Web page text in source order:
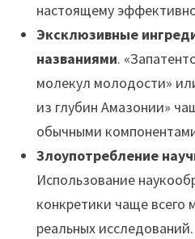
настоящему
Эксклюзивные
названиями.
молекул молодости»
из глубин Амазонии»
обычными
Злоупотребление
Использование
конкретики чаще всего
реальных исследований.